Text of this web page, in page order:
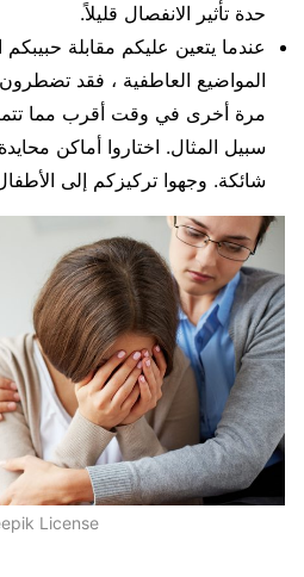
حدة تأثير الانفصال قليلاً.
عندما يتعين عليكم مقابلة حبيبكم
المواضيع العاطفية ، فقد
مرة أخرى في وقت أقرب مما
سبيل المثال. اختاروا أماكن
شائكة. وجهوا تركيزكم إلى
License